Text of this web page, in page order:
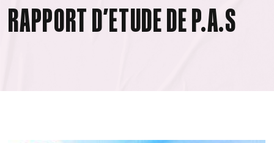
RAPPORT D’ETUDE DE P.A.S